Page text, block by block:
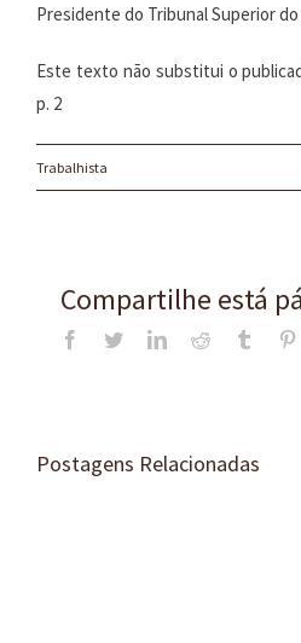
Presidente do Tribunal Superior
Este texto não substitui o
p. 2
Trabalhista
Compartilhe está
Facebook
TwitterLinkedInReddit Tumblr
Postagens Relacionadas